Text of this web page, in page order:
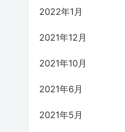
2022年1月
2021年12月
2021年10月
2021年6月
2021年5月